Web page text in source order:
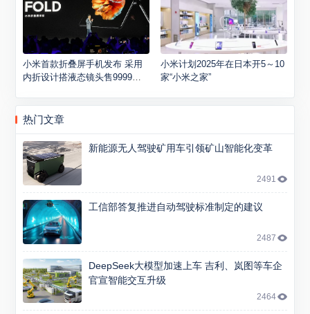
小米首款折叠屏手机发布 采用
内折设计搭液态镜头售9999元
小米计划2025年在日本开5～10
家“小米之家”
热门文章
新能源无人驾驶矿用车引领矿山智能化变革
2491
工信部答复推进自动驾驶标准制定的建议
2487
DeepSeek大模型加速上车 吉利、岚图等车企
官宣智能交互升级
2464